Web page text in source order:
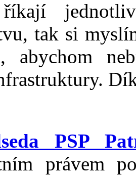
tak si
abychom
PSP
právem